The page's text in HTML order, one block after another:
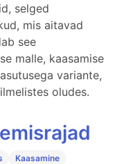
selged
mis aitavad
see
malle, kaasamise
variante,
oludes.
Kaasamine